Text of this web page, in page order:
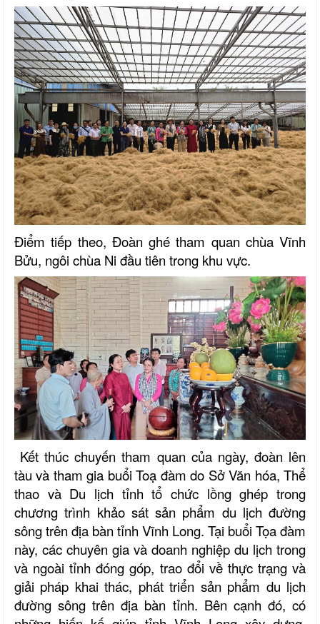
Điểm tiếp theo, Đoàn ghé tham quan chùa Vĩnh
Bửu, ngôi chùa Ni đầu tiên trong khu vực.
Kết thúc chuyến tham quan của ngày, đoàn lên
tàu và tham gia buổi Toạ đàm do Sở Văn hóa, Thể
thao và Du lịch tỉnh tổ chức lồng ghép trong
chương trình khảo sát sản phẩm du lịch đường
sông trên địa bàn tỉnh Vĩnh Long. Tại buổi Tọa đàm
này, các chuyên gia và doanh nghiệp du lịch trong
và ngoài tỉnh đóng góp, trao đổi về thực trạng và
giải pháp khai thác, phát triển sản phẩm du lịch
đường sông trên địa bàn tỉnh. Bên cạnh đó, có